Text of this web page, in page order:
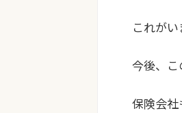
これが
今後、
保険会社